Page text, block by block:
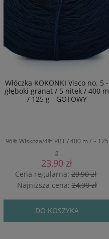
Włóczka KOKONKI Visco no. 5 -
głęboki granat / 5 nitek / 400 m
/ 125 g - GOTOWY
96% Wiskoza/4% PBT / 400 m / ~ 125
g
23,90 zł
Cena regularna:29,90 zł
Najniższa cena:24,90 zł
DO KOSZYKA